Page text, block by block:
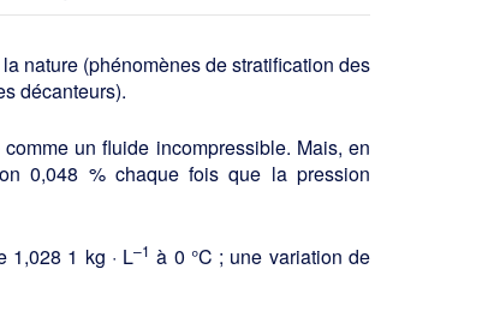
nature (phénomènes de stra­tification des
décanteurs).
un fluide incompressible. Mais, en
0,048 % chaque fois que la pression
1,028 1 kg · L–1 à 0 °C ; une variation de